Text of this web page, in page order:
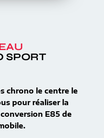
SPORT
chrono le centre le
pour réaliser la
E85 de